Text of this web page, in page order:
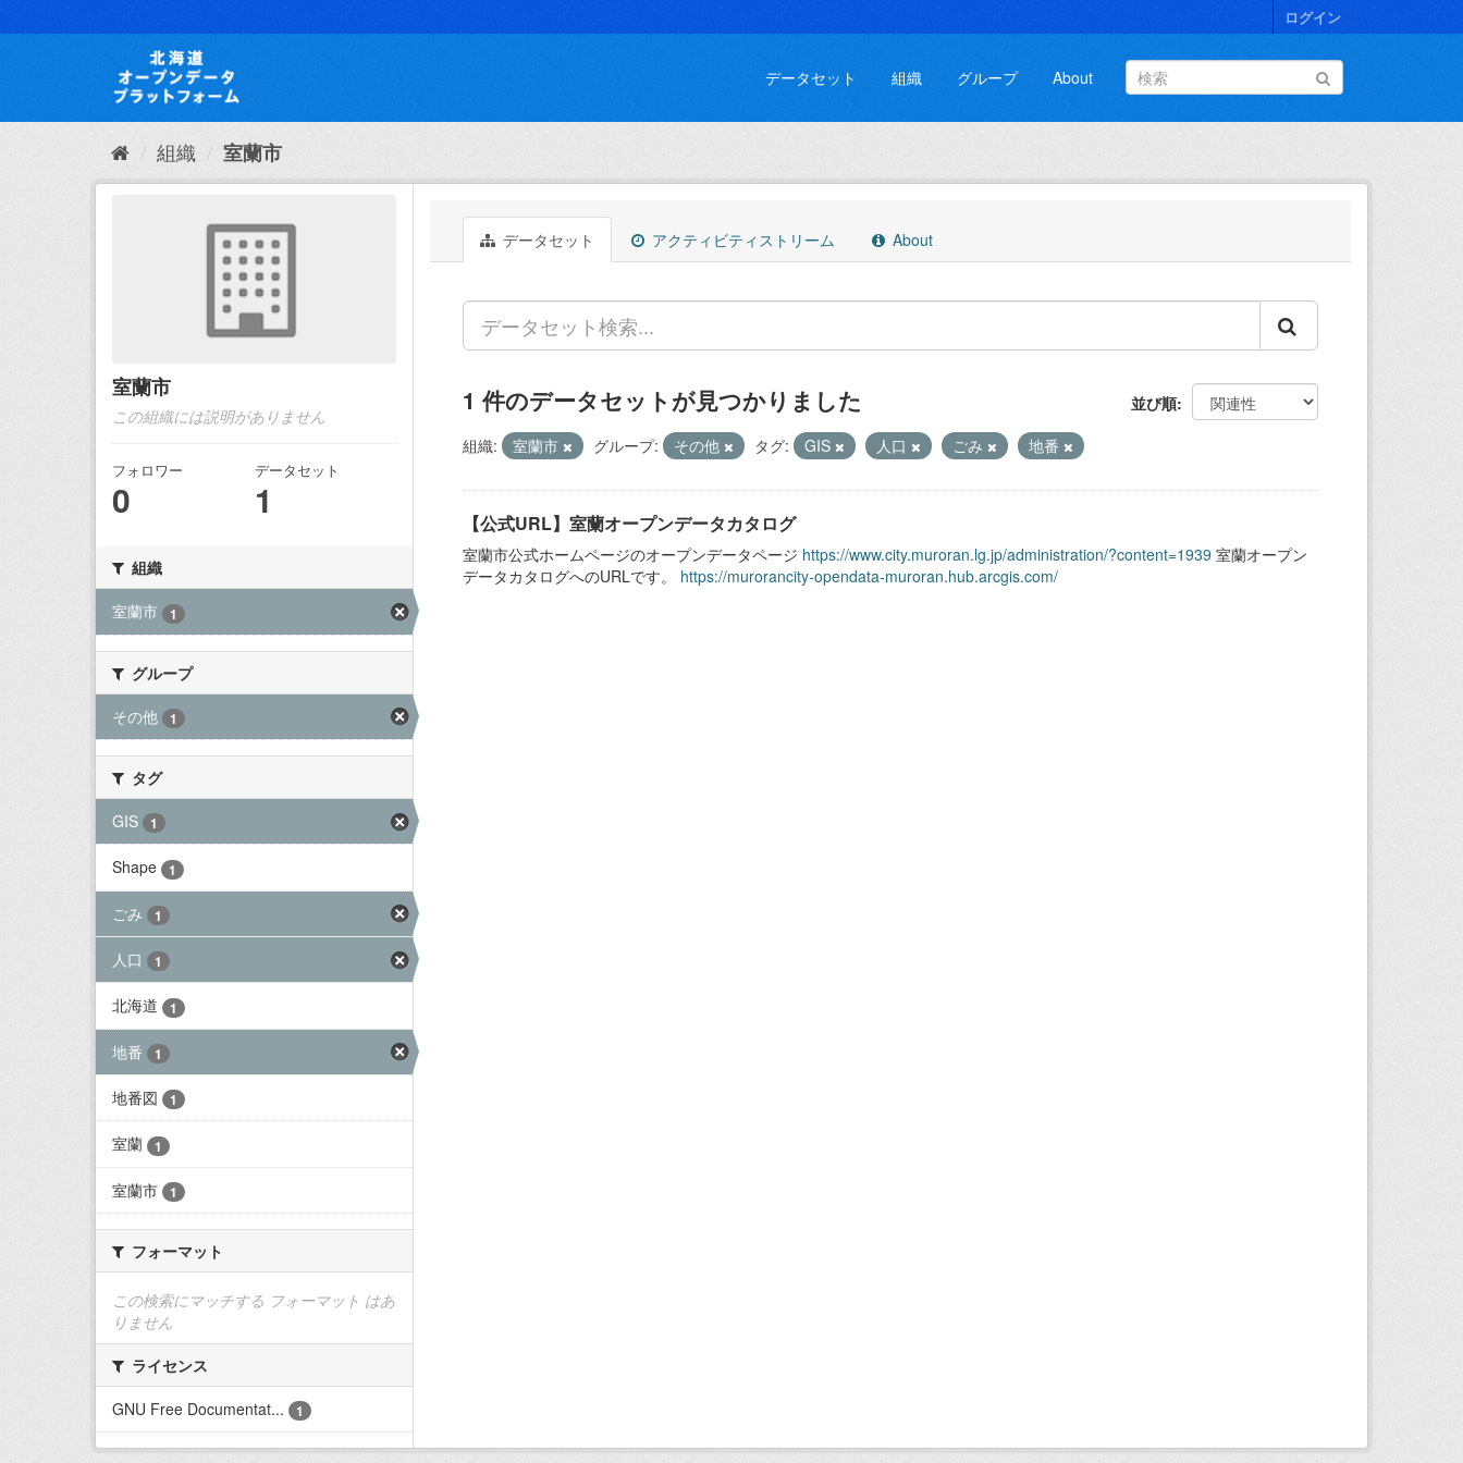
キ
て
ログイン
データセット 組織 グループ About
組織 室蘭市
室蘭市
この組織には説明がありません
フォロワー
0
データセット
1
組織
室蘭市
1
グループ
その他
1
タグ
GIS
1
Shape 1
ごみ 1
人口 1
北海道 1
地番 1
地番図 1
室蘭 1
室蘭市 1
フォーマット
この検索にマッチする フォーマット はあ
りません
ライセンス
GNU Free Documentat...
1
データセット アクティビティストリーム About
並び順
1 件のデータセットが見つかりました
組織: 室蘭市 グループ: その他 タグ: GIS 人口 ごみ 地番
【公式URL】室蘭オープンデータカタログ
室蘭市公式ホームページのオープンデータページ https://www.city.muroran.lg.jp/administration/?content=1939 室蘭オープン
データカタログへのURLです。 https://murorancity-opendata-muroran.hub.arcgis.com/